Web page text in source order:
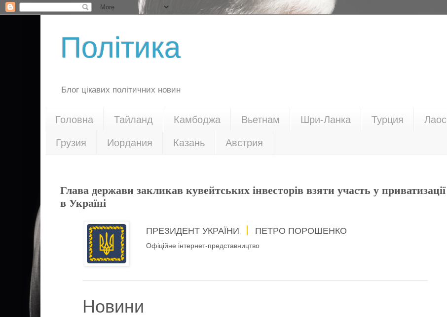
Політика
Блог цікавих політичних новин
Головна Тайланд Камбоджа Вьетнам Шри-Ланка Турция Лаос
Грузия Иордания Казань Австрия
Глава держави закликав кувейтських інвесторів взяти участь у приватизації
в Україні
ПРЕЗИДЕНТ УКРАЇНИ ПЕТРО ПОРОШЕНКО
Офіційне інтернет-представництво
Новини